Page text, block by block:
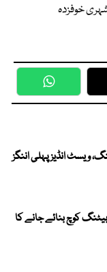
خوفزدہ
WhatsApp
ویسٹ انڈیز پہلی اننگز
کوچ بنائے جانے کا